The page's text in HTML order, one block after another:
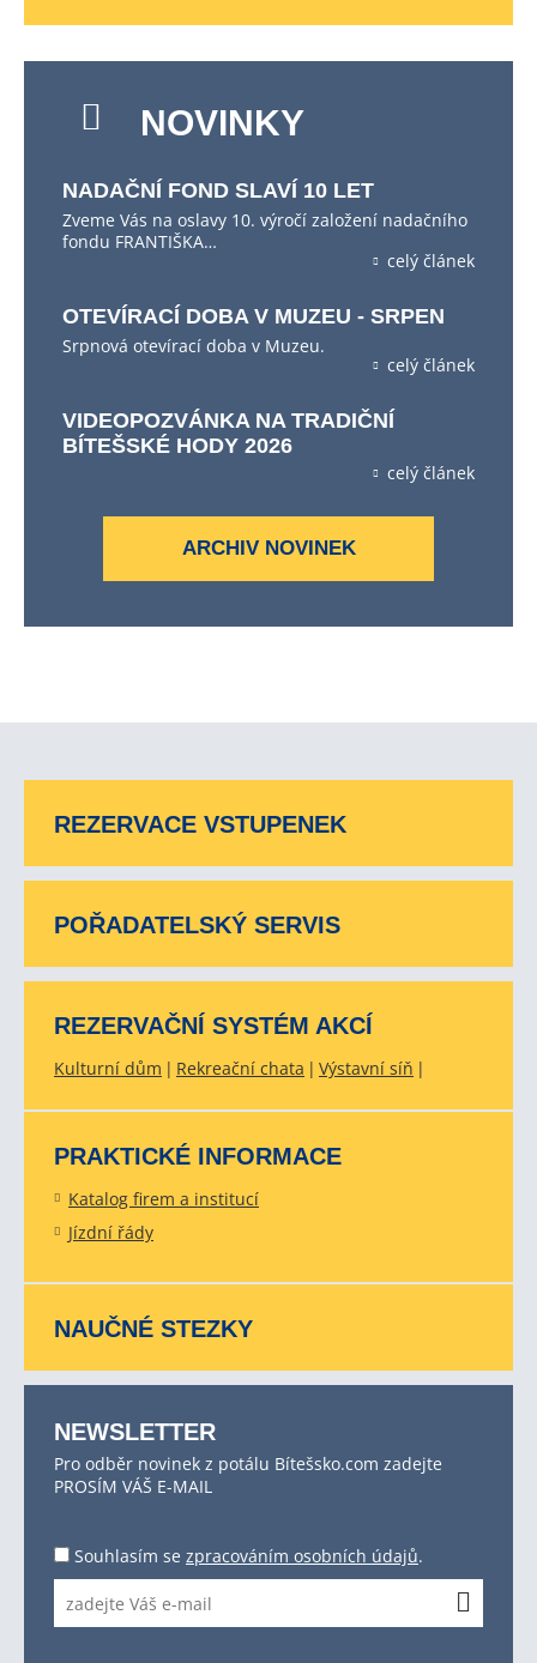
NOVINKY
NADAČNÍ FOND SLAVÍ 10 LET
Zveme Vás na oslavy 10. výročí založení nadačního
fondu FRANTIŠKA…
celý článek
OTEVÍRACÍ DOBA V MUZEU - SRPEN
Srpnová otevírací doba v Muzeu.
celý článek
VIDEOPOZVÁNKA NA TRADIČNÍ
BÍTEŠSKÉ HODY 2026
celý článek
ARCHIV NOVINEK
REZERVACE VSTUPENEK
POŘADATELSKÝ SERVIS
REZERVAČNÍ SYSTÉM AKCÍ
Kulturní dům Rekreační chata Výstavní síň
PRAKTICKÉ INFORMACE
Katalog firem a institucí
Jízdní řády
NAUČNÉ STEZKY
NEWSLETTER
Pro odběr novinek z potálu Bítešsko.com zadejte
PROSÍM VÁŠ E-MAIL
Souhlasím se zpracováním osobních údajů.